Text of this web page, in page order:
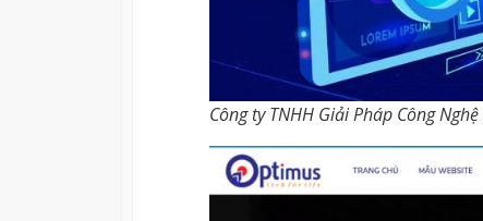
Công ty TNHH Giải Pháp Công